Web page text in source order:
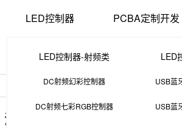
LED控制器
LED控制器-射频类
DC射频幻彩控制器
DC射频七彩RGB控制器
LED
USB蓝
USB蓝
PCBA定制开发
深圳抄板很牛的公司